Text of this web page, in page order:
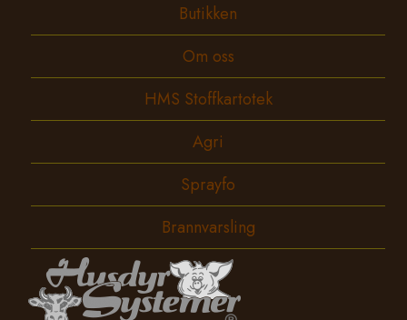
Butikken
Om oss
HMS Stoffkartotek
Agri
Sprayfo
Brannvarsling